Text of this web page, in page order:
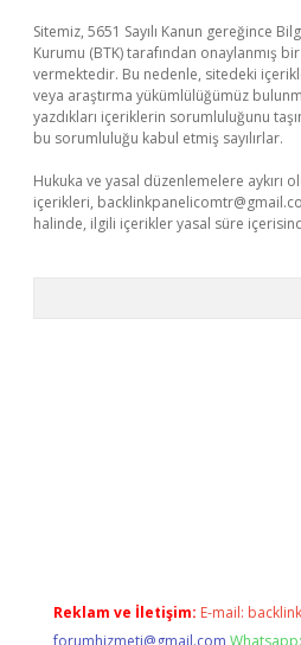
Sitemiz, 5651 Sayılı Kanun gereğince
Kurumu (BTK) tarafından onaylanmış
vermektedir. Bu nedenle, sitedeki
veya araştırma yükümlülüğümüz
yazdıkları içeriklerin sorumluluğunu
bu sorumluluğu kabul etmiş sayılırlar.
Hukuka ve yasal düzenlemelere aykırı
içerikleri,
halinde, ilgili içerikler yasal süre
Reklam ve İletişim: E-mail:
forumhizmeti@gmail.com